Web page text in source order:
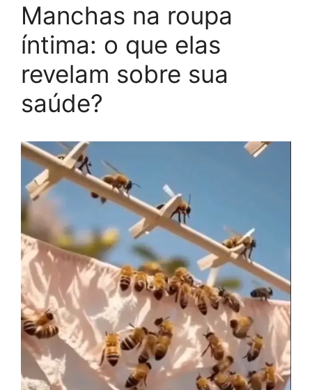
Manchas na roupa
íntima: o que elas
revelam sobre sua
saúde?